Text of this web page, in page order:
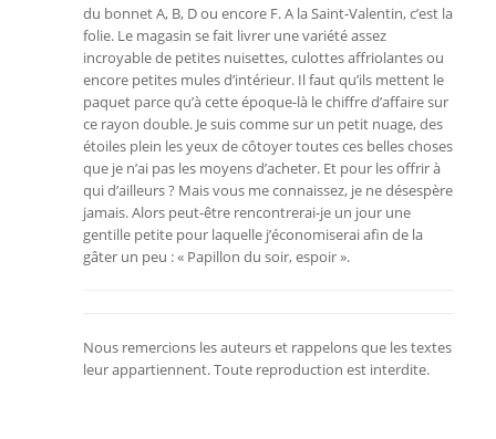
du bonnet A, B, D ou encore F. A la Saint-Valentin, c’est la
folie. Le magasin se fait livrer une variété assez
incroyable de petites nuisettes, culottes affriolantes ou
encore petites mules d’intérieur. Il faut qu’ils mettent le
paquet parce qu’à cette époque-là le chiffre d’affaire sur
ce rayon double. Je suis comme sur un petit nuage, des
étoiles plein les yeux de côtoyer toutes ces belles choses
que je n’ai pas les moyens d’acheter. Et pour les offrir à
qui d’ailleurs ? Mais vous me connaissez, je ne désespère
jamais. Alors peut-être rencontrerai-je un jour une
gentille petite pour laquelle j’économiserai afin de la
gâter un peu : « Papillon du soir, espoir ».
Nous remercions les auteurs et rappelons que les textes
leur appartiennent. Toute reproduction est interdite.